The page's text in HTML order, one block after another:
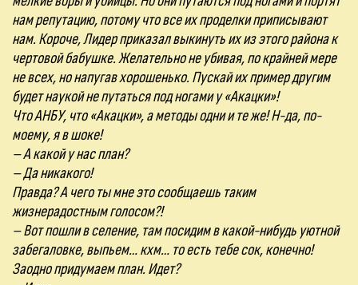
нам репутацию, потому что все их проделки приписывают
нам. Короче, Лидер приказал выкинуть их из этого района к
чертовой бабушке. Желательно не убивая, по крайней мере
не всех, но напугав хорошенько. Пускай их пример другим
будет наукой не путаться под ногами у «Акацки»!
Что АНБУ, что «Акацки», а методы одни и те же! Н-да, по-
моему, я в шоке!
– А какой у нас план?
– Да никакого!
Правда? А чего ты мне это сообщаешь таким
жизнерадостным голосом?!
– Вот пошли в селение, там посидим в какой-нибудь уютной
забегаловке, выпьем… кхм… то есть тебе сок, конечно!
Заодно придумаем план. Идет?